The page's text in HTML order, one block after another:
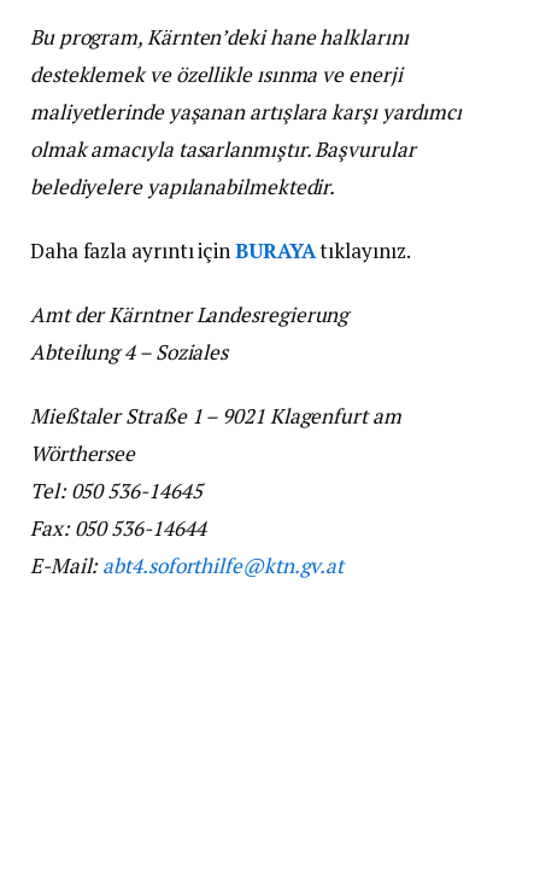
Bu program, Kärnten’deki hane halklarını
desteklemek ve özellikle ısınma ve enerji
maliyetlerinde yaşanan artışlara karşı yardımcı
olmak amacıyla tasarlanmıştır. Başvurular
belediyelere yapılanabilmektedir.
Daha fazla ayrıntı içinBURAYAtıklayınız.
Amt der Kärntner Landesregierung
Abteilung 4 – Soziales
Mießtaler Straße 1 – 9021 Klagenfurt am
Wörthersee
Tel: 050 536-14645
Fax: 050 536-14644
E-Mail:abt4.soforthilfe@ktn.gv.at